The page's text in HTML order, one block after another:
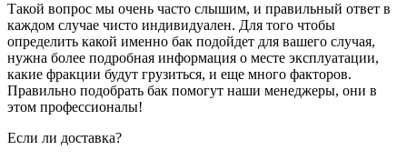
Такой вопрос мы очень часто слышим, и правильный ответ в
каждом случае чисто индивидуален. Для того чтобы
определить какой именно бак подойдет для вашего случая,
нужна более подробная информация о месте эксплуатации,
какие фракции будут грузиться, и еще много факторов.
Правильно подобрать бак помогут наши менеджеры, они в
этом профессионалы!
Если ли доставка?